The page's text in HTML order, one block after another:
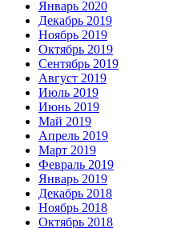
Январь 2020
Декабрь 2019
Ноябрь 2019
Октябрь 2019
Сентябрь 2019
Август 2019
Июль 2019
Июнь 2019
Май 2019
Апрель 2019
Март 2019
Февраль 2019
Январь 2019
Декабрь 2018
Ноябрь 2018
Октябрь 2018